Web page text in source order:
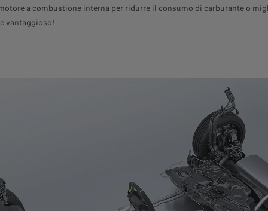
a combustione interna per ridurre il consumo di carburante o
vantaggioso!